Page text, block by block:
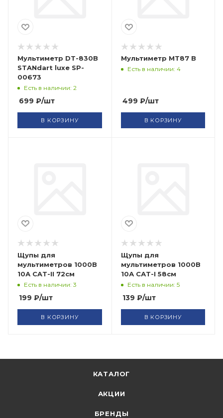
Мультиметр DT-830B
STANdart luxe SP-
00673
Есть в наличии: 2
699 ₽/шт
В КОРЗИНУ
Мультиметр MT87 B
Есть в наличии: 4
499 ₽/шт
В КОРЗИНУ
Щупы для
мультиметров 1000В
10А CAT-II 72см
Есть в наличии: 3
199 ₽/шт
В КОРЗИНУ
Щупы для
мультиметров 1000В
10А САТ-I 58см
Есть в наличии: 5
139 ₽/шт
В КОРЗИНУ
КАТАЛОГ
АКЦИИ
БРЕНДЫ